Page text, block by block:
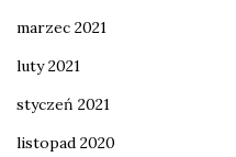
marzec 2021
luty 2021
styczeń 2021
listopad 2020